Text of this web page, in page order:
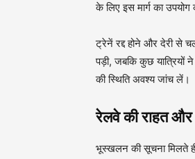
के लिए इस मार्ग का
ट्रेनें रद्द होने और देरी से
पड़ी, जबकि कुछ यात्रियों
की स्थिति अवश्य जांच लें।
रेलवे की राहत और
भूस्खलन की सूचना मिलते